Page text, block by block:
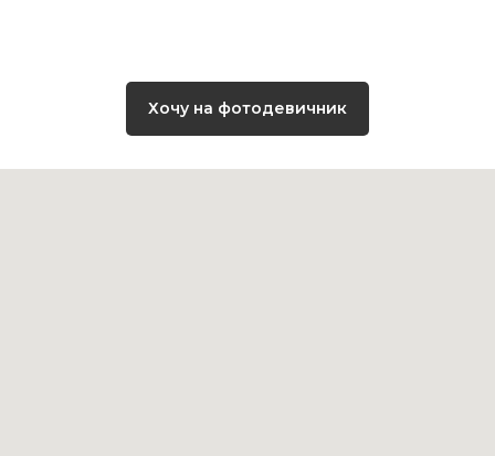
Хочу на фотодевичник